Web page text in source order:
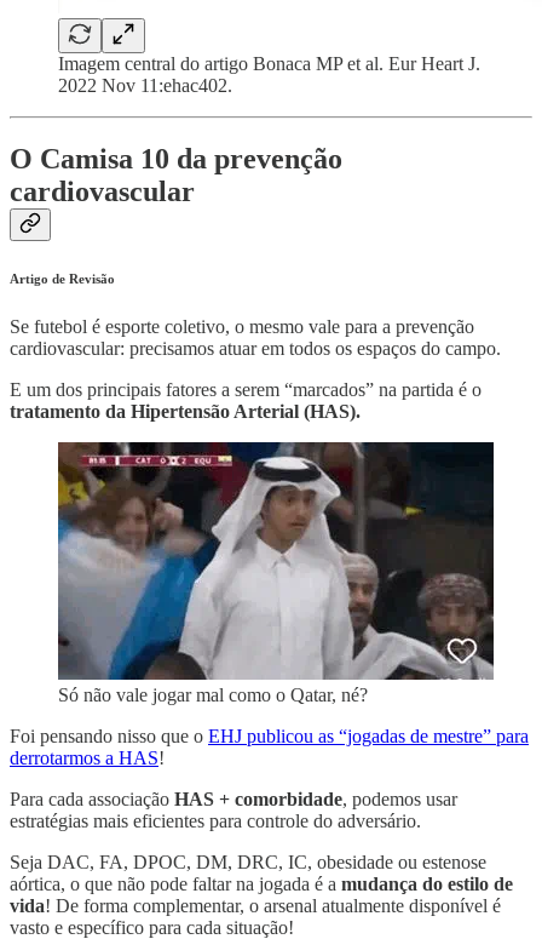
Imagem central do artigo Bonaca MP et al. Eur Heart J.
2022 Nov 11:ehac402.
O Camisa 10 da prevenção
cardiovascular
Artigo de Revisão
Se futebol é esporte coletivo, o mesmo vale para a prevenção
cardiovascular: precisamos atuar em todos os espaços do campo.
E um dos principais fatores a serem “marcados” na partida é o
tratamento da Hipertensão Arterial (HAS).
Só não vale jogar mal como o Qatar, né?
Foi pensando nisso que o EHJ publicou as “jogadas de mestre” para
derrotarmos a HAS!
Para cada associação HAS + comorbidade, podemos usar
estratégias mais eficientes para controle do adversário.
Seja DAC, FA, DPOC, DM, DRC, IC, obesidade ou estenose
aórtica, o que não pode faltar na jogada é a mudança do estilo de
vida! De forma complementar, o arsenal atualmente disponível é
vasto e específico para cada situação!